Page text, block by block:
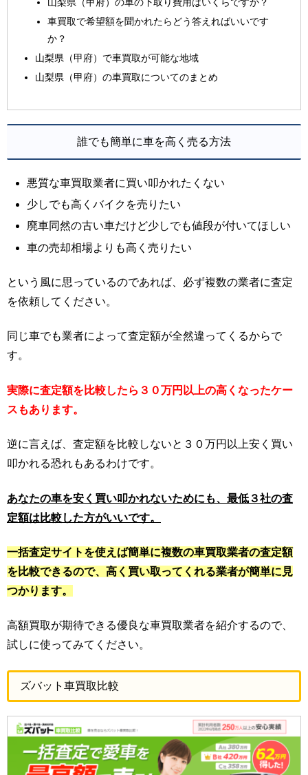
山梨県（甲府）の車の下取り費用はいくらですか？
車買取で希望額を聞かれたらどう答えればいいです
か？
山梨県（甲府）で車買取が可能な地域
山梨県（甲府）の車買取についてのまとめ
誰でも簡単に車を高く売る方法
悪質な車買取業者に買い叩かれたくない
少しでも高くバイクを売りたい
廃車同然の古い車だけど少しでも値段が付いてほしい
車の売却相場よりも高く売りたい
という風に思っているのであれば、必ず複数の業者に査定
を依頼してください。
同じ車でも業者によって査定額が全然違ってくるからで
す。
実際に査定額を比較したら３０万円以上の高くなったケー
スもあります。
逆に言えば、査定額を比較しないと３０万円以上安く買い
叩かれる恐れもあるわけです。
あなたの車を安く買い叩かれないためにも、最低３社の査
定額は比較した方がいいです。
一括査定サイトを使えば簡単に複数の車買取業者の査定額
を比較できるので、高く買い取ってくれる業者が簡単に見
つかります。
高額買取が期待できる優良な車買取業者を紹介するので、
試しに使ってみてください。
ズバット車買取比較